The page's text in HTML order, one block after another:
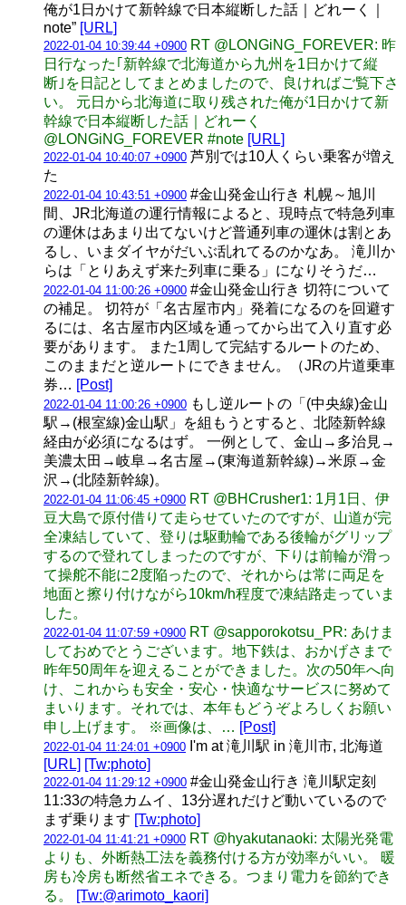
俺が1日かけて新幹線で日本縦断した話｜どれーく｜
note” [URL]
2022-01-04 10:39:44 +0900 RT @LONGiNG_FOREVER: 昨
日行なった｢新幹線で北海道から九州を1日かけて縦
断｣を日記としてまとめましたので、良ければご覧下さ
い。 元日から北海道に取り残された俺が1日かけて新
幹線で日本縦断した話｜どれーく
@LONGiNG_FOREVER #note [URL]
2022-01-04 10:40:07 +0900 芦別では10人くらい乗客が増え
た
2022-01-04 10:43:51 +0900 #金山発金山行き 札幌～旭川
間、JR北海道の運行情報によると、現時点で特急列車
の運休はあまり出てないけど普通列車の運休は割とあ
るし、いまダイヤがだいぶ乱れてるのかなあ。 滝川か
らは「とりあえず来た列車に乗る」になりそうだ…
2022-01-04 11:00:26 +0900 #金山発金山行き 切符について
の補足。 切符が「名古屋市内」発着になるのを回避す
るには、名古屋市内区域を通ってから出て入り直す必
要があります。 また1周して完結するルートのため、
このままだと逆ルートにできません。（JRの片道乗車
券… [Post]
2022-01-04 11:00:26 +0900 もし逆ルートの「(中央線)金山
駅→(根室線)金山駅」を組もうとすると、北陸新幹線
経由が必須になるはず。 一例として、金山→多治見→
美濃太田→岐阜→名古屋→(東海道新幹線)→米原→金
沢→(北陸新幹線)。
2022-01-04 11:06:45 +0900 RT @BHCrusher1: 1月1日、伊
豆大島で原付借りて走らせていたのですが、山道が完
全凍結していて、登りは駆動輪である後輪がグリップ
するので登れてしまったのですが、下りは前輪が滑っ
て操舵不能に2度陥ったので、それからは常に両足を
地面と擦り付けながら10km/h程度で凍結路走っていま
した。
2022-01-04 11:07:59 +0900 RT @sapporokotsu_PR: あけま
しておめでとうございます。地下鉄は、おかげさまで
昨年50周年を迎えることができました。次の50年へ向
け、これからも安全・安心・快適なサービスに努めて
まいります。それでは、本年もどうぞよろしくお願い
申し上げます。 ※画像は、… [Post]
2022-01-04 11:24:01 +0900 I'm at 滝川駅 in 滝川市, 北海道
[URL] [Tw:photo]
2022-01-04 11:29:12 +0900 #金山発金山行き 滝川駅定刻
11:33の特急カムイ、13分遅れだけど動いているので
まず乗ります [Tw:photo]
2022-01-04 11:41:21 +0900 RT @hyakutanaoki: 太陽光発電
よりも、外断熱工法を義務付ける方が効率がいい。 暖
房も冷房も断然省エネできる。つまり電力を節約でき
る。
[Tw:@arimoto_kaori]